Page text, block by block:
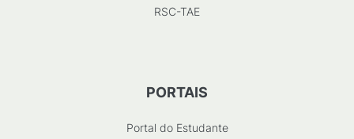
RSC-TAE
PORTAIS
Portal do Estudante